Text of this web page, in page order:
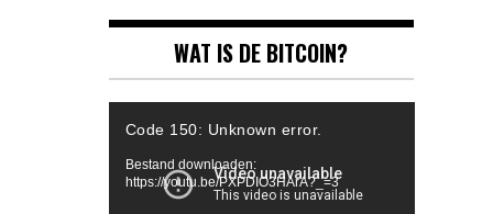
WAT IS DE BITCOIN?
Code 150: Unknown error.
Bestand downloaden:
https://youtu.be/PXPDIO3HArA?_=3